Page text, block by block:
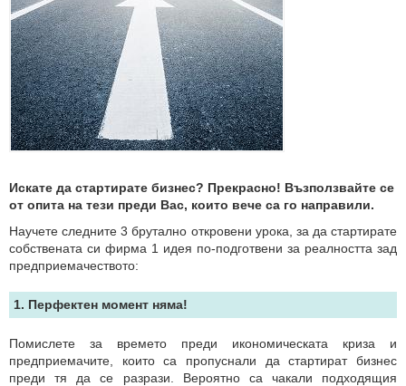
Искате да стартирате бизнес? Прекрасно! Възползвайте се
от опита на тези преди Вас, които вече са го направили.
Научете следните 3 брутално откровени урока, за да стартирате
собствената си фирма 1 идея по-подготвени за реалността зад
предприемачеството:
1. Перфектен момент няма!
Помислете за времето преди икономическата криза и
предприемачите, които са пропуснали да стартират бизнес
преди тя да се разрази. Вероятно са чакали подходящия